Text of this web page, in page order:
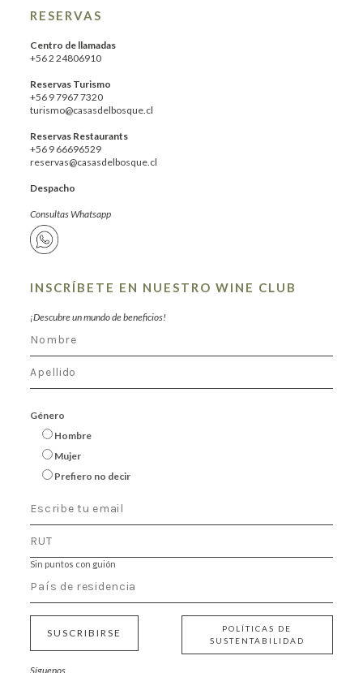
RESERVAS
Centro de llamadas
+56 2 24806910
Reservas Turismo
+56 9 7967 7320
turismo@casasdelbosque.cl
Reservas Restaurants
+56 9 66696529
reservas@casasdelbosque.cl
Despacho
Consultas Whatsapp
INSCRÍBETE EN NUESTRO WINE CLUB
¡Descubre un mundo de beneficios!
Género
Hombre
Mujer
Prefiero no decir
Sin puntos con guión
SUSCRIBIRSE
POLÍTICAS DE
SUSTENTABILIDAD
Síguenos